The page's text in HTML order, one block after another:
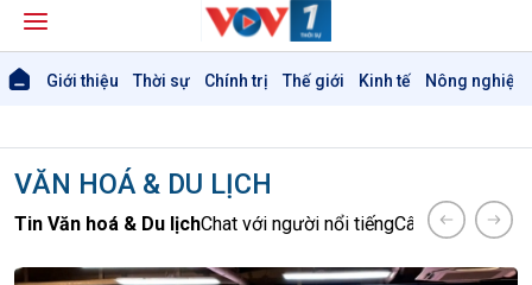
Giới thiệu Thời sự Chính trị Thế giới Kinh tế Nông nghiệp
VĂN HOÁ & DU LỊCH
Tin Văn hoá & Du lịchChat với người nổi tiếngCâu chuyện Thể